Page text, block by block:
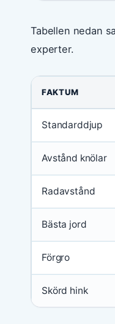
Tabellen nedan
experter.
FAKTUM
Standarddjup
Avstånd knölar
Radavstånd
Bästa jord
Förgro
Skörd hink